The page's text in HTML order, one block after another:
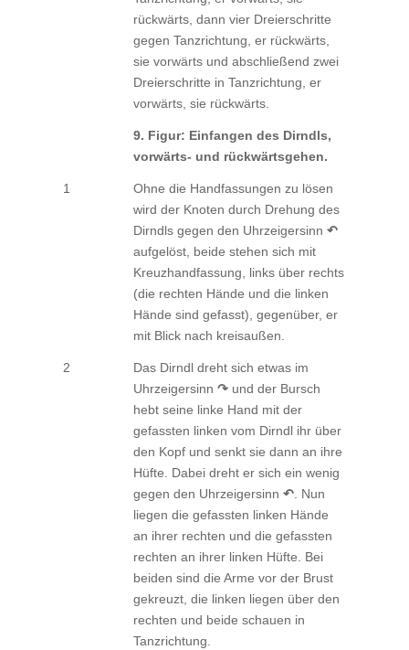
rückwärts, dann vier Dreierschritte
gegen Tanzrichtung, er rückwärts,
sie vorwärts und abschließend zwei
Dreierschritte in Tanzrichtung, er
vorwärts, sie rückwärts.
9. Figur: Einfangen des Dirndls,
vorwärts- und rückwärtsgehen.
1
Ohne die Handfassungen zu lösen
wird der Knoten durch Drehung des
Dirndls gegen den Uhrzeigersinn ↶
aufgelöst, beide stehen sich mit
Kreuzhandfassung, links über rechts
(die rechten Hände und die linken
Hände sind gefasst), gegenüber, er
mit Blick nach kreisaußen.
2
Das Dirndl dreht sich etwas im
Uhrzeigersinn ↷und der Bursch
hebt seine linke Hand mit der
gefassten linken vom Dirndl ihr über
den Kopf und senkt sie dann an ihre
Hüfte. Dabei dreht er sich ein wenig
gegen den Uhrzeigersinn ↶. Nun
liegen die gefassten linken Hände
an ihrer rechten und die gefassten
rechten an ihrer linken Hüfte. Bei
beiden sind die Arme vor der Brust
gekreuzt, die linken liegen über den
rechten und beide schauen in
Tanzrichtung.